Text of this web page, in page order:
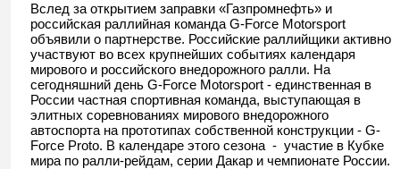
Вслед за открытием заправки «Газпромнефть» и
российская раллийная команда G-Force Motorsport
объявили о партнерстве. Российские раллийщики активно
участвуют во всех крупнейших событиях календаря
мирового и российского внедорожного ралли. На
сегодняшний день G-Force Motorsport - единственная в
России частная спортивная команда, выступающая в
элитных соревнованиях мирового внедорожного
автоспорта на прототипах собственной конструкции - G-
Force Proto. В календаре этого сезона - участие в Кубке
мира по ралли-рейдам, серии Дакар и чемпионате России.